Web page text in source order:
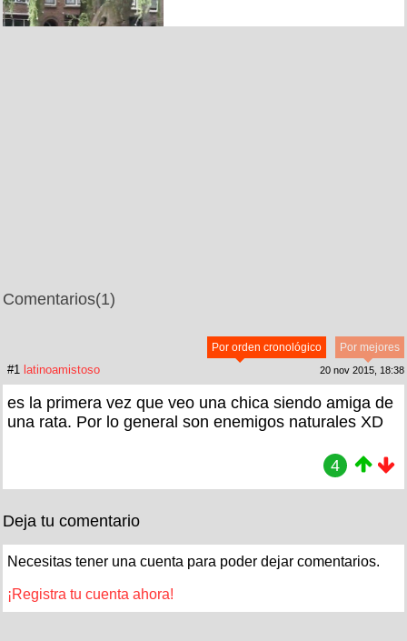
Comentarios(1)
Por mejores
Por orden cronológico
#1 latinoamistoso 20 nov 2015, 18:38
es la primera vez que veo una chica siendo amiga de
una rata. Por lo general son enemigos naturales XD
4
Deja tu comentario
Necesitas tener una cuenta para poder dejar comentarios.
¡Registra tu cuenta ahora!